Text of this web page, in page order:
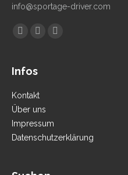
info@sportage-driver.com
Finden Sie uns auf:
Infos
Kontakt
Über uns
Impressum
Datenschutzerklärung